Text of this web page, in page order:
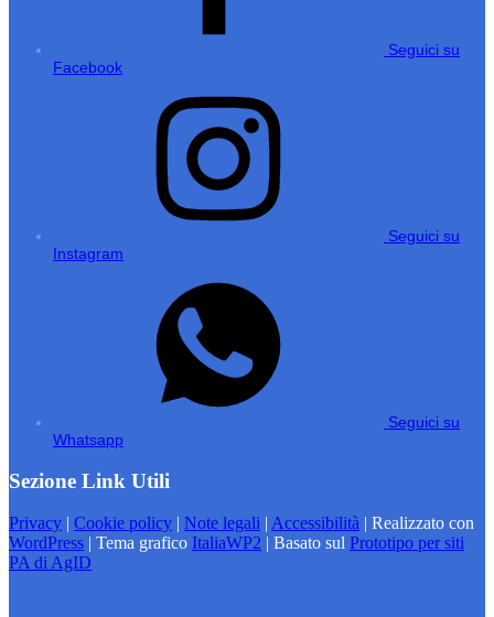
Seguici su
Facebook
Seguici su
Instagram
Seguici su
Whatsapp
Sezione Link Utili
Privacy | Cookie policy | Note legali | Accessibilità | Realizzato con
WordPress | Tema grafico ItaliaWP2 | Basato sul Prototipo per siti
PA di AgID